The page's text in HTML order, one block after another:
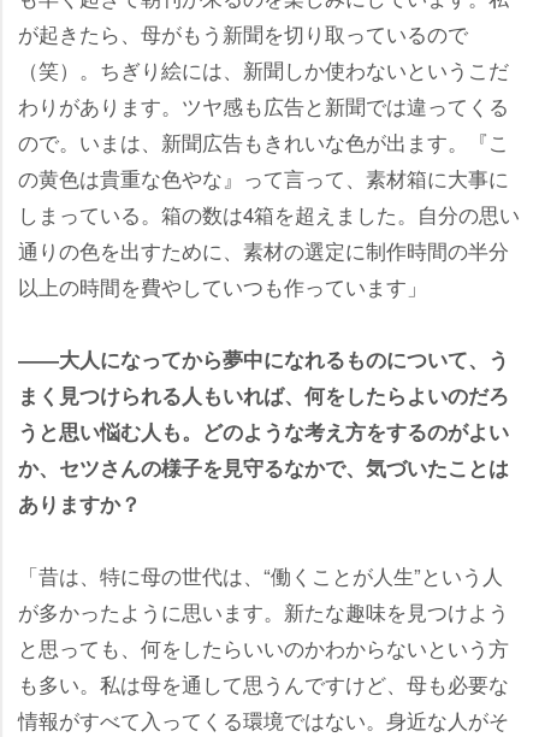
が起きたら、母がもう新聞を切り取っているので
（笑）。ちぎり絵には、新聞しか使わないというこだ
わりがあります。ツヤ感も広告と新聞では違ってくる
ので。いまは、新聞広告もきれいな色が出ます。『こ
の黄色は貴重な色やな』って言って、素材箱に大事に
しまっている。箱の数は4箱を超えました。自分の思い
通りの色を出すために、素材の選定に制作時間の半分
以上の時間を費やしていつも作っています」
――大人になってから夢中になれるものについて、う
まく見つけられる人もいれば、何をしたらよいのだろ
うと思い悩む人も。どのような考え方をするのがよい
か、セツさんの様子を見守るなかで、気づいたことは
ありますか？
「昔は、特に母の世代は、“働くことが人生”という人
が多かったように思います。新たな趣味を見つけよう
と思っても、何をしたらいいのかわからないという方
も多い。私は母を通して思うんですけど、母も必要な
情報がすべて入ってくる環境ではない。身近な人がそ